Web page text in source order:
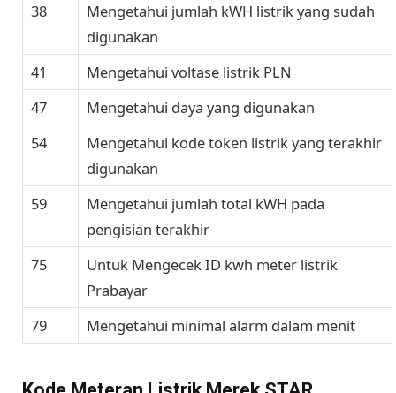
38
Mengetahui jumlah kWH listrik yang sudah
digunakan
41
Mengetahui voltase listrik PLN
47
Mengetahui daya yang digunakan
54
Mengetahui kode token listrik yang terakhir
digunakan
59
Mengetahui jumlah total kWH pada
pengisian terakhir
75
Untuk Mengecek ID kwh meter listrik
Prabayar
79
Mengetahui minimal alarm dalam menit